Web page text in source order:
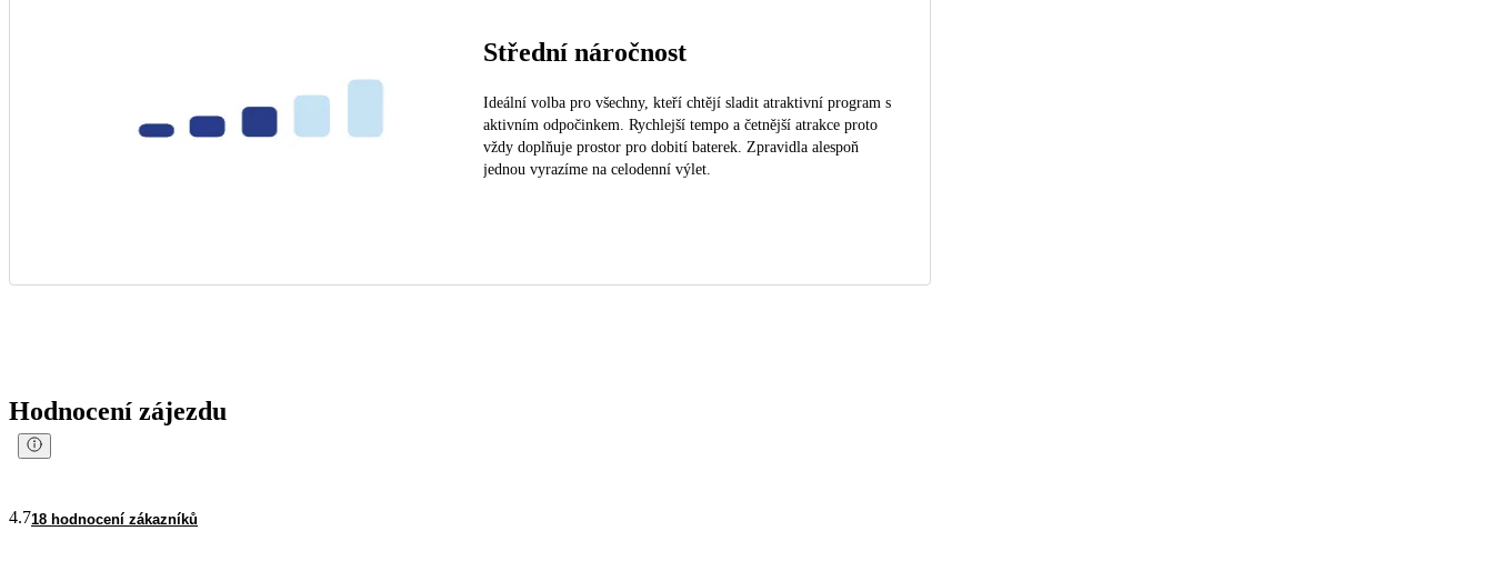
Střední náročnost
Ideální volba pro všechny, kteří chtějí sladit atraktivní program s
aktivním odpočinkem. Rychlejší tempo a četnější atrakce proto
vždy doplňuje prostor pro dobití baterek. Zpravidla alespoň
jednou vyrazíme na celodenní výlet.
Hodnocení zájezdu
4.718 hodnocení zákazníků